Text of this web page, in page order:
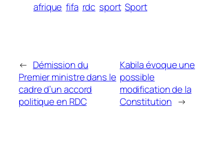
afrique fifa rdc sport Sport
← Démission du
Premier ministre dans le
cadre d’un accord
politique en RDC
Kabila évoque une
possible
modification de la
Constitution →